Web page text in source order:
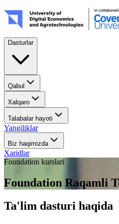
Dasturlar
Qabul
Xalqaro
Talabalar hayoti
Yangiliklar
Biz haqimizda
Xaridlar
Foundation kurslari
Foundation Raqamli
Ta'lim dasturi haqida